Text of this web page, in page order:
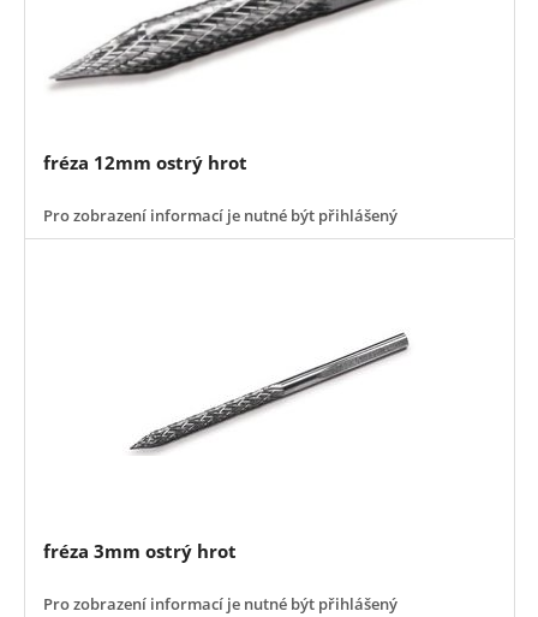
fréza 12mm ostrý hrot
Pro zobrazení informací je nutné být přihlášený
fréza 3mm ostrý hrot
Pro zobrazení informací je nutné být přihlášený